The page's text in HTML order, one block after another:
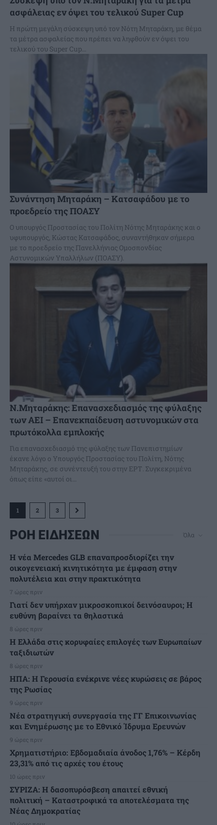
ασφάλειας εν όψει του τελικού Super Cup
Η πρώτη μεγάλη σύσκεψη υπό τον Νότη Μηταράκη, με θέμα
τα μέτρα ασφαλείας που πρέπει να ληφθούν εν όψει του
τελικού του Super Cup...
Συνάντηση Μηταράκη – Κατσαφάδου με το
προεδρείο της ΠΟΑΣΥ
Ο υπουργός Προστασίας του Πολίτη Νότης Μηταράκης και ο
υφυπουργός, Κώστας Κατσαφάδος, συναντήθηκαν σήμερα
με το προεδρείο της Πανελλήνιας Ομοσπονδίας
Αστυνομικών Υπαλλήλων (ΠΟΑΣΥ).
Ν.Μηταράκης: Επανασχεδιασμός της φύλαξης
των ΑΕΙ – Επανεκπαίδευση αστυνομικών στα
πρωτόκολλα εμπλοκής
Για επανασχεδιασμό της φύλαξης των Πανεπιστημίων
έκανε λόγο ο Υπουργός Προστασίας του Πολίτη, Νότης
Μηταράκης, σε συνέντευξή του στην ΕΡΤ. Συγκεκριμένα
όπως είπε «αυτοί οι...
1 2 3
ΡΟΗ ΕΙΔΗΣΕΩΝ Όλα
Η νέα Mercedes GLB επαναπροσδιορίζει την
οικογενειακή κινητικότητα με έμφαση στην
πολυτέλεια και στην πρακτικότητα
7 ώρες πριν
Γιατί δεν υπήρχαν μικροσκοπικοί δεινόσαυροι; Η
ευθύνη βαραίνει τα θηλαστικά
8 ώρες πριν
Η Ελλάδα στις κορυφαίες επιλογές των Ευρωπαίων
ταξιδιωτών
8 ώρες πριν
ΗΠΑ: Η Γερουσία ενέκρινε νέες κυρώσεις σε βάρος
της Ρωσίας
9 ώρες πριν
Νέα στρατηγική συνεργασία της ΓΓ Επικοινωνίας
και Ενημέρωσης με το Εθνικό Ίδρυμα Ερευνών
9 ώρες πριν
Χρηματιστήριο: Εβδομαδιαία άνοδος 1,76% – Κέρδη
23,31% από τις αρχές του έτους
10 ώρες πριν
ΣΥΡΙΖΑ: Η δασοπυρόσβεση απαιτεί εθνική
πολιτική – Καταστροφικά τα αποτελέσματα της
Νέας Δημοκρατίας